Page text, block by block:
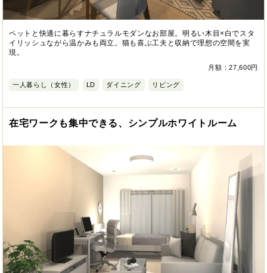
ペットと快適に暮らすナチュラルモダンなお部屋。明るい木目×白でスタ
イリッシュながら温かみも両立。猫も喜ぶ工夫と収納で理想の空間を実
現。
月額：27,600円
一人暮らし（女性） LD ダイニング リビング
在宅ワークも集中できる、シンプルホワイトルーム